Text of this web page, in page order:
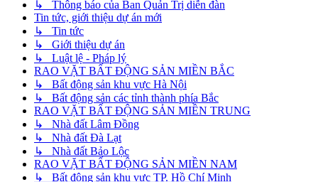
↳ Thông báo của Ban Quản Trị diễn đàn
Tin tức, giới thiệu dự án mới
↳ Tin tức
↳ Giới thiệu dự án
↳ Luật lệ - Pháp lý
RAO VẶT BẤT ĐỘNG SẢN MIỀN BẮC
↳ Bất động sản khu vực Hà Nội
↳ Bất động sản các tỉnh thành phía Bắc
RAO VẶT BẤT ĐỘNG SẢN MIỀN TRUNG
↳ Nhà đất Lâm Đồng
↳ Nhà đất Đà Lạt
↳ Nhà đất Bảo Lộc
RAO VẶT BẤT ĐỘNG SẢN MIỀN NAM
↳ Bất động sản khu vực TP. Hồ Chí Minh